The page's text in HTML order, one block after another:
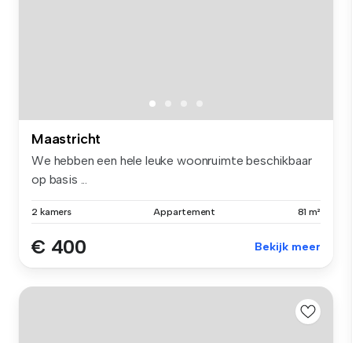
Maastricht
We hebben een hele leuke woonruimte beschikbaar
op basis ...
2 kamers Appartement 81 m²
€ 400 Bekijk meer